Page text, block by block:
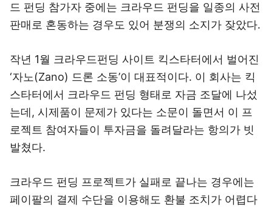
드 펀딩 참가자 중에는 크라우드 펀딩을 일종의 사전
판매로 혼동하는 경우도 있어 분쟁의 소지가 잦았다.
작년 1월 크라우드펀딩 사이트 킥스타터에서 벌어진
‘자노(Zano) 드론 소동’이 대표적이다. 이 회사는 킥
스타터에서 크라우드 펀딩 형태로 자금 조달에 나섰
는데, 시제품이 문제가 있다는 소문이 돌면서 이 프
로젝트 참여자들이 투자금을 돌려달라는 항의가 빗
발쳤다.
크라우드 펀딩 프로젝트가 실패로 끝나는 경우에는
페이팔의 결제 수단을 이용해도 환불 조치가 어렵다